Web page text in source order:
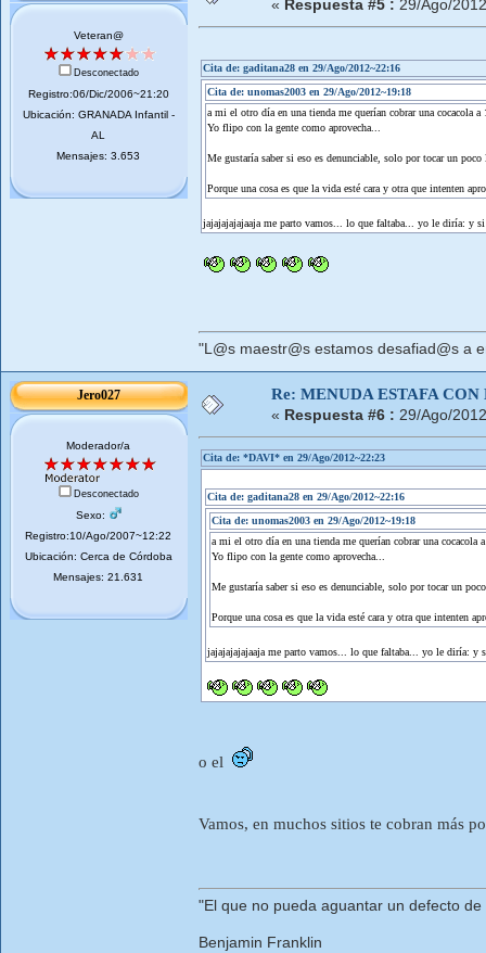
Veteran@
Desconectado
Registro:06/Dic/2006~21:20
Ubicación: GRANADA Infantil -
AL
Mensajes: 3.653
« Respuesta #5 : 29/Ago/
Cita de: gaditana28 en 29/Ago/2012~22:16
Cita de: unomas2003 en 29/Ago/2012~19:18
a mi el otro día en una tienda me querían cobrar una cocacola
Yo flipo con la gente como aprovecha...
Me gustaría saber si eso es denunciable, solo por tocar un
Porque una cosa es que la vida esté cara y otra que intenten
jajajajajajaaja me parto vamos... lo que faltaba... yo le diría: y
"L@s maestr@s estamos desafiad@s a
Jero027
Moderador/a
Desconectado
Sexo:
Registro:10/Ago/2007~12:22
Ubicación: Cerca de Córdoba
Mensajes: 21.631
Re: MENUDA ESTAFA CON
« Respuesta #6 : 29/Ago/
Cita de: *DAVI* en 29/Ago/2012~22:23
Cita de: gaditana28 en 29/Ago/2012~22:16
Cita de: unomas2003 en 29/Ago/2012~19:18
a mi el otro día en una tienda me querían cobrar una
Yo flipo con la gente como aprovecha...
Me gustaría saber si eso es denunciable, solo por tocar un
Porque una cosa es que la vida esté cara y otra que intenten
jajajajajajaaja me parto vamos... lo que faltaba... yo le diría: y
o el
Vamos, en muchos sitios te cobran más
"El que no pueda aguantar un defecto
Benjamin Franklin